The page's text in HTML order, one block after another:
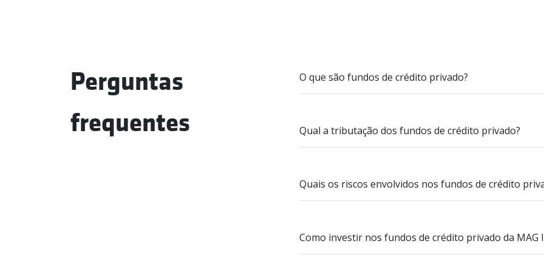
Perguntas
frequentes
O que são fundos de crédito privado?
Qual a tributação dos fundos de crédito privado?
Fundos de Curto Prazo
20,0% em aplicações que permanecem 181 dias
Quais os riscos envolvidos nos fundos de crédito
Risco de crédito: A possibilidade de o investidor ter
do emissor do investimento, seja um banco, uma
Como investir nos fundos de crédito privado da MAG